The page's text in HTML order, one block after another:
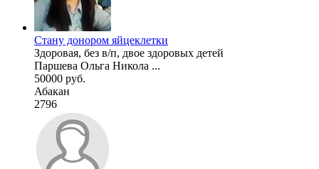
Стану донором яйцеклетки
Здоровая, без в/п, двое здоровых детей
Паршева Ольга Никола ...
50000 руб.
Абакан
2796